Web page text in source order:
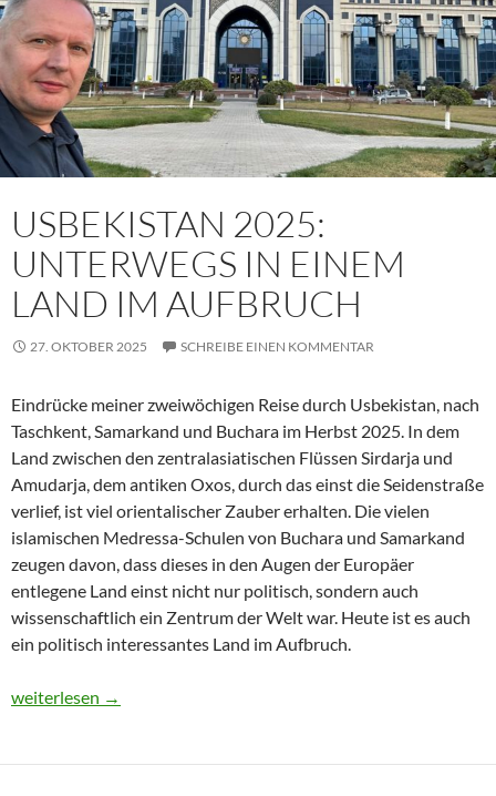
USBEKISTAN 2025:
UNTERWEGS IN EINEM
LAND IM AUFBRUCH
27. OKTOBER 2025 SCHREIBE EINEN KOMMENTAR
Eindrücke meiner zweiwöchigen Reise durch Usbekistan, nach
Taschkent, Samarkand und Buchara im Herbst 2025. In dem
Land zwischen den zentralasiatischen Flüssen Sirdarja und
Amudarja, dem antiken Oxos, durch das einst die Seidenstraße
verlief, ist viel orientalischer Zauber erhalten. Die vielen
islamischen Medressa-Schulen von Buchara und Samarkand
zeugen davon, dass dieses in den Augen der Europäer
entlegene Land einst nicht nur politisch, sondern auch
wissenschaftlich ein Zentrum der Welt war. Heute ist es auch
ein politisch interessantes Land im Aufbruch.
Usbekistan 2025: Unterwegs in einem Land im Aufbruch
weiterlesen →